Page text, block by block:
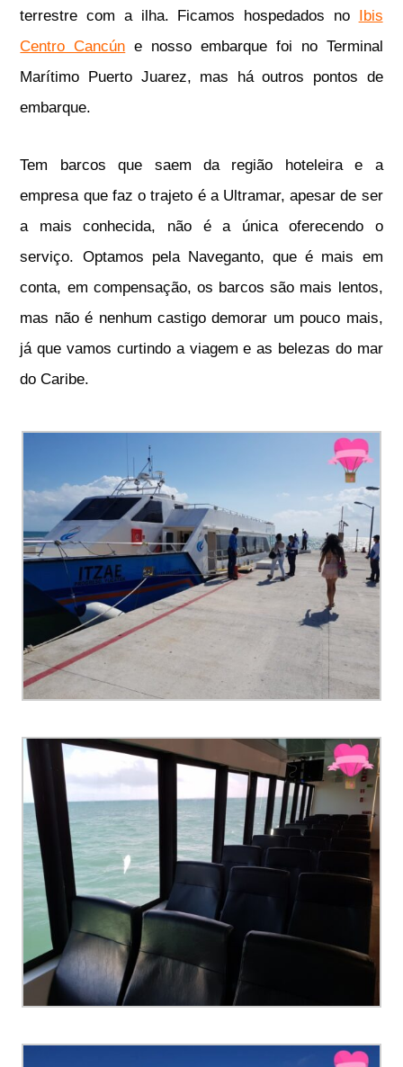
terrestre com a ilha. Ficamos hospedados no Ibis
Centro Cancún e nosso embarque foi no Terminal
Marítimo Puerto Juarez, mas há outros pontos de
embarque.
Tem barcos que saem da região hoteleira e a
empresa que faz o trajeto é a Ultramar, apesar de ser
a mais conhecida, não é a única oferecendo o
serviço. Optamos pela Naveganto, que é mais em
conta, em compensação, os barcos são mais lentos,
mas não é nenhum castigo demorar um pouco mais,
já que vamos curtindo a viagem e as belezas do mar
do Caribe.